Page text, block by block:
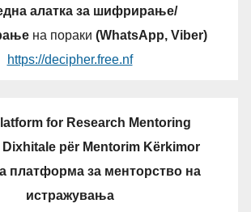
алатка за шифрирање/
на пораки (WhatsApp, Viber)
https://decipher.free.nf
for Research Mentoring
Dixhitale për Mentorim Kërkimor
платформа за менторство на
истражувања